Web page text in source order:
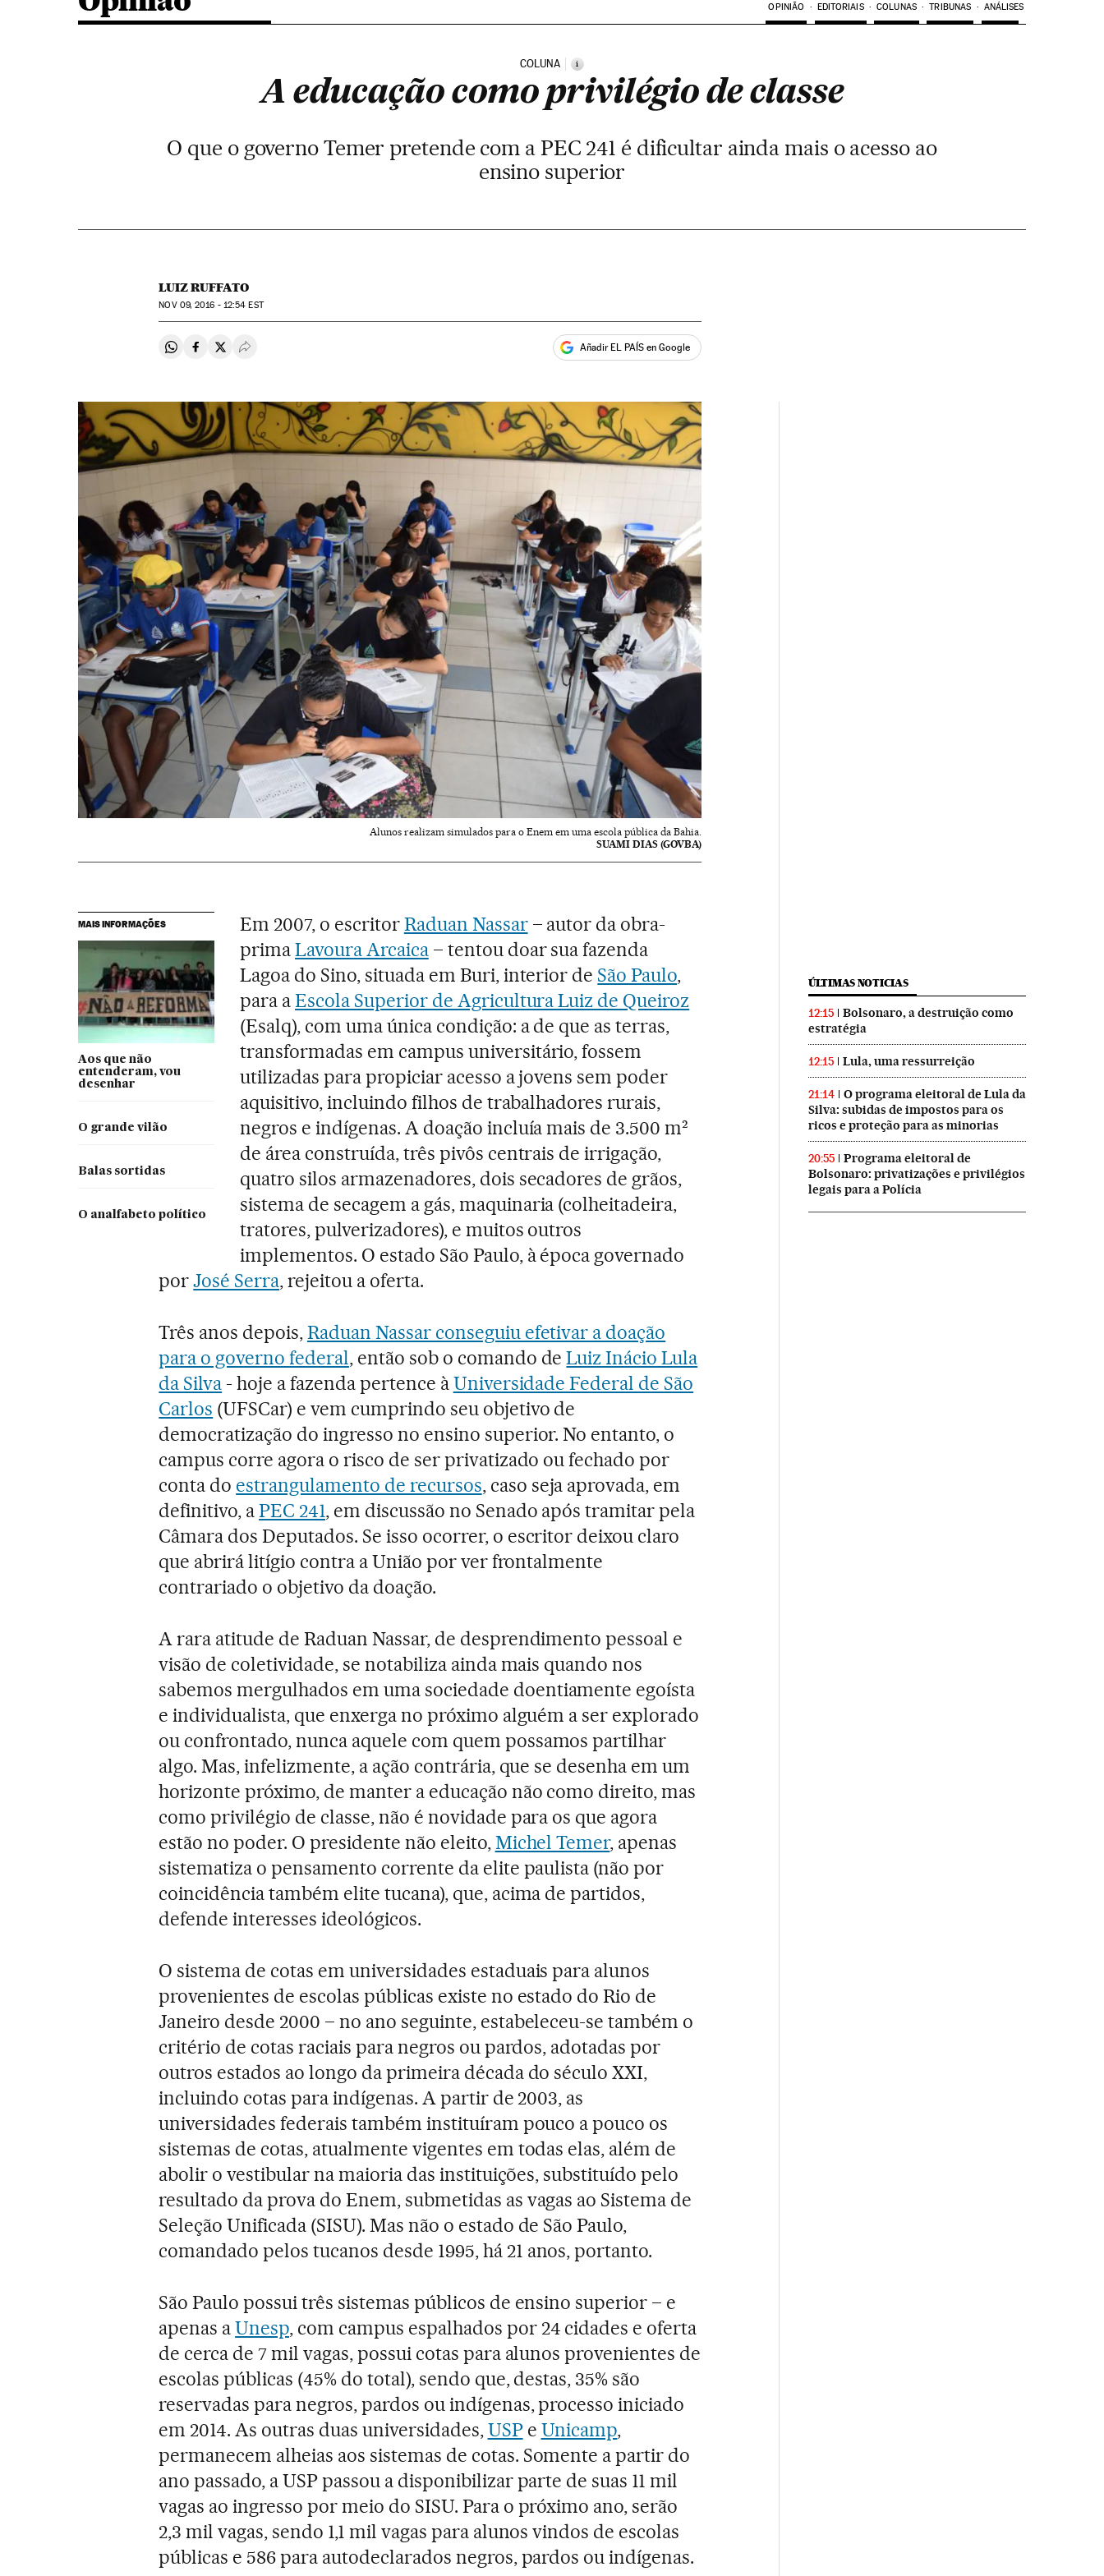
OPINIÃO EDITORIAIS COLUNAS TRIBUNAS ANÁLISES
COLUNA i
A educação como privilégio de classe
O que o governo Temer pretende com a PEC 241 é dificultar ainda mais o acesso ao
ensino superior
LUIZ RUFFATO
NOV09, 2016 - 12:54 EST
Compartir en Whatsapp
Compartir en Facebook
Compartir en Twitter
Desplegar Redes Sociales Añadir EL PAÍS en Google
Alunos realizam simulados para o Enem em uma escola pública da Bahia.
SUAMI DIAS (GOVBA)
MAIS INFORMAÇÕES
Aos que não
entenderam, vou
desenhar
O grande vilão
Balas sortidas
O analfabeto político
Em 2007, o escritorRaduan Nassar– autor da obra-
primaLavoura Arcaica– tentou doar sua fazenda
Lagoa do Sino, situada em Buri, interior de São Paulo,
para aEscola Superior de Agricultura Luiz de Queiroz
(Esalq), com uma única condição: a de que as terras,
transformadas em campus universitário, fossem
utilizadas para propiciar acesso a jovens sem poder
aquisitivo, incluindo filhos de trabalhadores rurais,
negros e indígenas. A doação incluía mais de 3.500 m²
de área construída, três pivôs centrais de irrigação,
quatro silos armazenadores, dois secadores de grãos,
sistema de secagem a gás, maquinaria (colheitadeira,
tratores, pulverizadores), e muitos outros
implementos. O estado São Paulo, à época governado
porJosé Serra, rejeitou a oferta.
Três anos depois,Raduan Nassar conseguiu efetivar a doação
para o governo federal, então sob o comando deLuiz Inácio Lula
da Silva - hoje a fazenda pertence àUniversidade Federal de São
Carlos (UFSCar) e vem cumprindo seu objetivo de
democratização do ingresso no ensino superior. No entanto, o
campus corre agora o risco de ser privatizado ou fechado por
conta do estrangulamento de recursos, caso seja aprovada, em
definitivo, aPEC 241, em discussão no Senado após tramitar pela
Câmara dos Deputados. Se isso ocorrer, o escritor deixou claro
que abrirá litígio contra a União por ver frontalmente
contrariado o objetivo da doação.
A rara atitude de Raduan Nassar, de desprendimento pessoal e
visão de coletividade, se notabiliza ainda mais quando nos
sabemos mergulhados em uma sociedade doentiamente egoísta
e individualista, que enxerga no próximo alguém a ser explorado
ou confrontado, nunca aquele com quem possamos partilhar
algo. Mas, infelizmente, a ação contrária, que se desenha em um
horizonte próximo, de manter a educação não como direito, mas
como privilégio de classe, não é novidade para os que agora
estão no poder. O presidente não eleito,Michel Temer, apenas
sistematiza o pensamento corrente da elite paulista (não por
coincidência também elite tucana), que, acima de partidos,
defende interesses ideológicos.
O sistema de cotas em universidades estaduais para alunos
provenientes de escolas públicas existe no estado do Rio de
Janeiro desde 2000 – no ano seguinte, estabeleceu-se também o
critério de cotas raciais para negros ou pardos, adotadas por
outros estados ao longo da primeira década do século XXI,
incluindo cotas para indígenas. A partir de 2003, as
universidades federais também instituíram pouco a pouco os
sistemas de cotas, atualmente vigentes em todas elas, além de
abolir o vestibular na maioria das instituições, substituído pelo
resultado da prova do Enem, submetidas as vagas ao Sistema de
Seleção Unificada (SISU). Mas não o estado de São Paulo,
comandado pelos tucanos desde 1995, há 21 anos, portanto.
São Paulo possui três sistemas públicos de ensino superior – e
apenas aUnesp, com campus espalhados por 24 cidades e oferta
de cerca de 7 mil vagas, possui cotas para alunos provenientes de
escolas públicas (45% do total), sendo que, destas, 35% são
reservadas para negros, pardos ou indígenas, processo iniciado
em 2014. As outras duas universidades,USPe Unicamp,
permanecem alheias aos sistemas de cotas. Somente a partir do
ano passado, a USP passou a disponibilizar parte de suas 11 mil
vagas ao ingresso por meio do SISU. Para o próximo ano, serão
2,3 mil vagas, sendo 1,1 mil vagas para alunos vindos de escolas
públicas e 586 para autodeclarados negros, pardos ou indígenas.
ÚLTIMAS NOTICIAS
12:15
Bolsonaro, a destruição como
estratégia
12:15 Lula, uma ressurreição
21:14
O programa eleitoral de Lula da
Silva: subidas de impostos para os
ricos e proteção para as minorias
20:55
Programa eleitoral de
Bolsonaro: privatizações e privilégios
legais para a Polícia